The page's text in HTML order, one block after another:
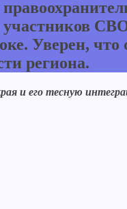
Уверен,
региона.
и его тесную